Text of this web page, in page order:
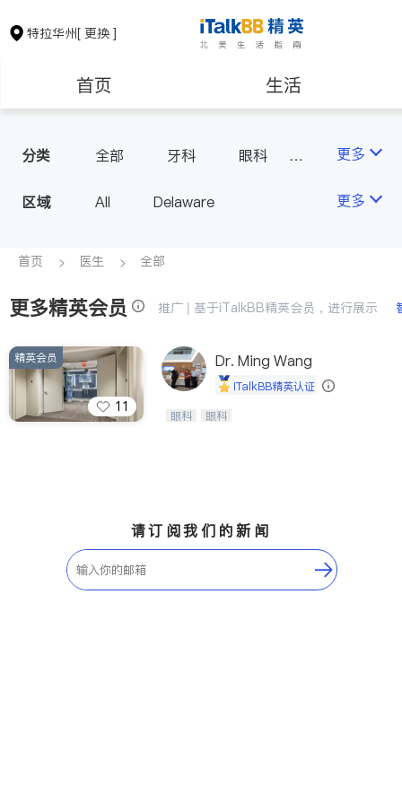
特拉华州[ 更换 ]
首页 生活
房地产租售
教育
非盈利组织
分类 全部 牙科
眼科
更多
区域 All Delaware 更多
首页 医生 全部
更多精英会员 推广 | 基于iTalkBB精英会员，进行展示
11
精英会员 Dr. Ming Wang
iTalkBB精英认证
Wang Vision Institute has more tha
眼科 眼科
请订阅我们的新闻